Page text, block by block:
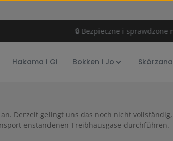
🔒 Bezpieczne i sprawdzone
Hakama i Gi Bokken i Jo
emisji CO2
Derzeit gelingt uns das noch nicht
enstandenen Treibhausgase durchführen.